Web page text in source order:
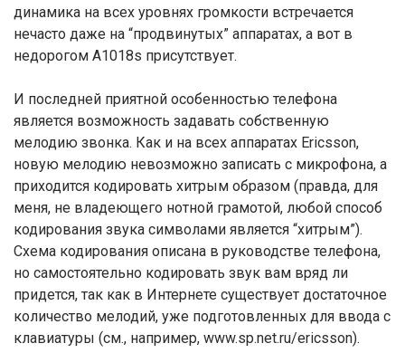
динамика на всех уровнях громкости встречается
нечасто даже на “продвинутых” аппаратах, а вот в
недорогом A1018s присутствует.
И последней приятной особенностью телефона
является возможность задавать собственную
мелодию звонка. Как и на всех аппаратах Ericsson,
новую мелодию невозможно записать с микрофона, а
приходится кодировать хитрым образом (правда, для
меня, не владеющего нотной грамотой, любой способ
кодирования звука символами является “хитрым”).
Схема кодирования описана в руководстве телефона,
но самостоятельно кодировать звук вам вряд ли
придется, так как в Интернете существует достаточное
количество мелодий, уже подготовленных для ввода с
клавиатуры (см., например, www.sp.net.ru/ericsson).